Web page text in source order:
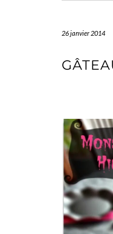
26 janvier 2014